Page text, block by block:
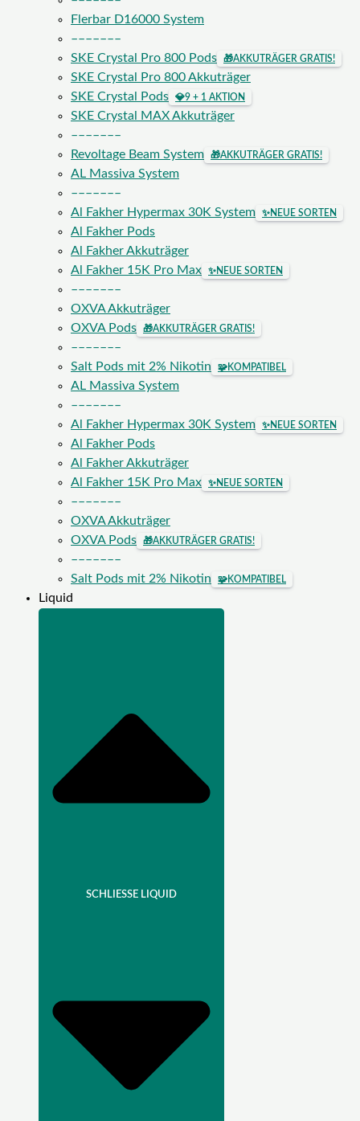
Flerbar D16000 System
–––––––
SKE Crystal Pro 800 Pods
🎁AKKUTRÄGER GRATIS!
SKE Crystal Pro 800 Akkuträger
SKE Crystal Pods
💎9 + 1 AKTION
SKE Crystal MAX Akkuträger
–––––––
Revoltage Beam System
🎁AKKUTRÄGER GRATIS!
AL Massiva System
–––––––
Al Fakher Hypermax 30K System
✨NEUE SORTEN
Al Fakher Pods
Al Fakher Akkuträger
Al Fakher 15K Pro Max
✨NEUE SORTEN
–––––––
OXVA Akkuträger
OXVA Pods
🎁AKKUTRÄGER GRATIS!
–––––––
Salt Pods mit 2% Nikotin
🧩KOMPATIBEL
AL Massiva System
–––––––
Al Fakher Hypermax 30K System
✨NEUE SORTEN
Al Fakher Pods
Al Fakher Akkuträger
Al Fakher 15K Pro Max
✨NEUE SORTEN
–––––––
OXVA Akkuträger
OXVA Pods
🎁AKKUTRÄGER GRATIS!
–––––––
Salt Pods mit 2% Nikotin
🧩KOMPATIBEL
Liquid
SCHLIESSE LIQUID